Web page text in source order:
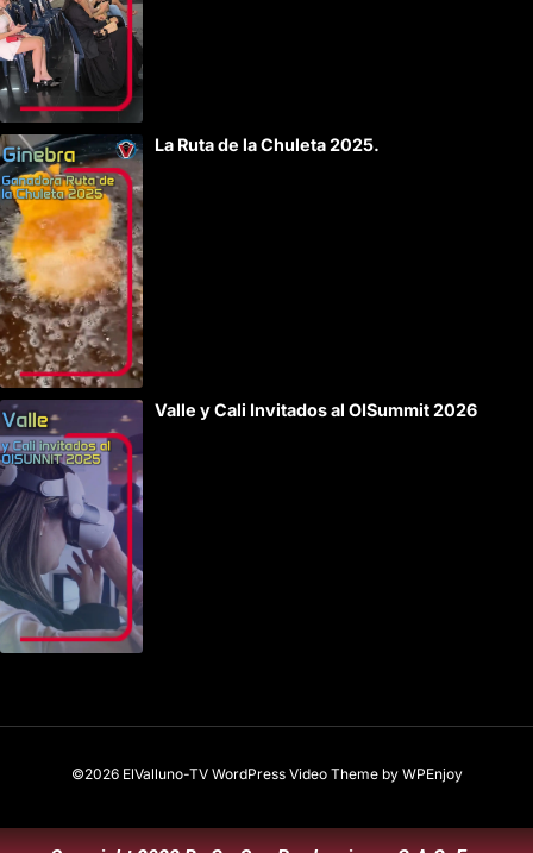
La Ruta de la Chuleta 2025.
Valle y Cali Invitados al OISummit 2026
©2026 ElValluno-TV WordPress Video Themeby WPEnjoy